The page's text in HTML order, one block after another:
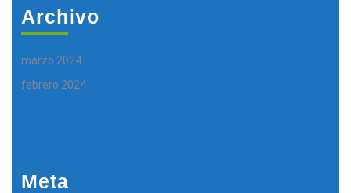
Archivo
marzo 2024
febrero 2024
Meta